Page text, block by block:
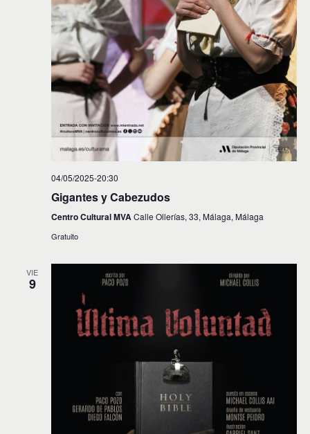
04/05/2025-20:30
Gigantes y Cabezudos
Centro Cultural MVA Calle Ollerías, 33, Málaga, Málaga
Gratuito
VIE
9